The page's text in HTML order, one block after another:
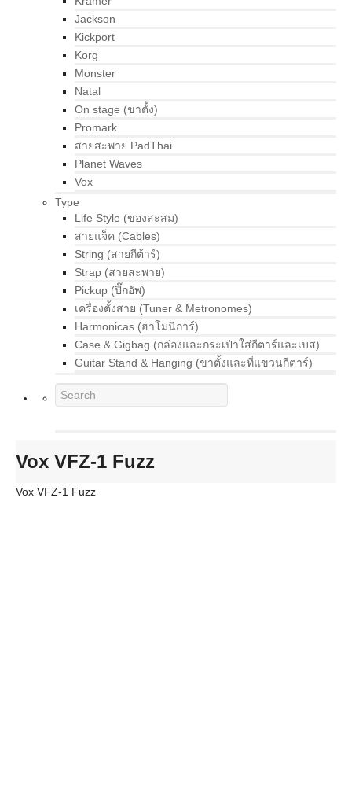
Jackson
Kickport
Korg
Monster
Natal
On stage (ขาตั้ง)
Promark
สายสะพาย PadThai
Planet Waves
Vox
Type
Life Style (ของสะสม)
สายแจ็ค (Cables)
String (สายกีต้าร์)
Strap (สายสะพาย)
Pickup (ปิ๊กอัพ)
เครื่องตั้งสาย (Tuner & Metronomes)
Harmonicas (ฮาโมนิการ์)
Case & Gigbag (กล่องและกระเป๋าใส่กีตาร์และเบส)
Guitar Stand & Hanging (ขาตั้งและที่แขวนกีตาร์)
Vox VFZ-1 Fuzz
Vox VFZ-1 Fuzz